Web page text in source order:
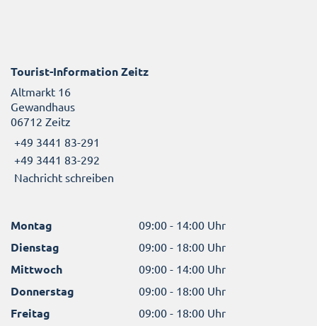
Tourist-Information Zeitz
Altmarkt 16
Gewandhaus
06712 Zeitz
+49 3441 83-291
+49 3441 83-292
Nachricht schreiben
Montag 09:00 - 14:00 Uhr
Dienstag 09:00 - 18:00 Uhr
Mittwoch 09:00 - 14:00 Uhr
Donnerstag 09:00 - 18:00 Uhr
Freitag 09:00 - 18:00 Uhr